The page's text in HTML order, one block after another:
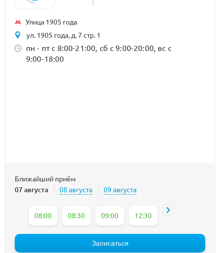
Улица 1905 года
ул. 1905 года, д. 7 стр. 1
пн - пт с 8:00-21:00, сб с 9:00-20:00, вс с
9:00-18:00
Ближайший приём
07 августа 08 августа 09 августа
08:00 08:30 09:00 12:30 14:15
Записаться